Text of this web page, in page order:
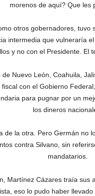
morenos de aquí? Que les
otros gobernadores,
intermedia que vulneraría
y no con el Presidente. El
Nuevo León, Coahuila,
con el Gobierno
para pugnar por un
los dineros
de la otra. Pero Germán no
contra Silvano, sin
mandatarios.
Martínez Cázares traía sus
eso lo pudo haber